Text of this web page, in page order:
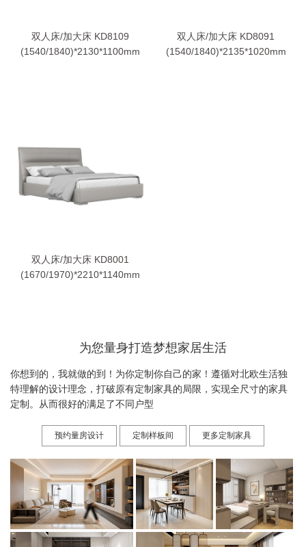
双人床/加大床 KD8109
(1540/1840)*2130*1100mm
双人床/加大床 KD8091
(1540/1840)*2135*1020mm
双人床/加大床 KD8001
(1670/1970)*2210*1140mm
为您量身打造梦想家居生活
你想到的，我就做的到！为你定制你自己的家！遵循对北欧生活独
特理解的设计理念，打破原有定制家具的局限，实现全尺寸的家具
定制。从而很好的满足了不同户型
预约量房设计 定制样板间 更多定制家具